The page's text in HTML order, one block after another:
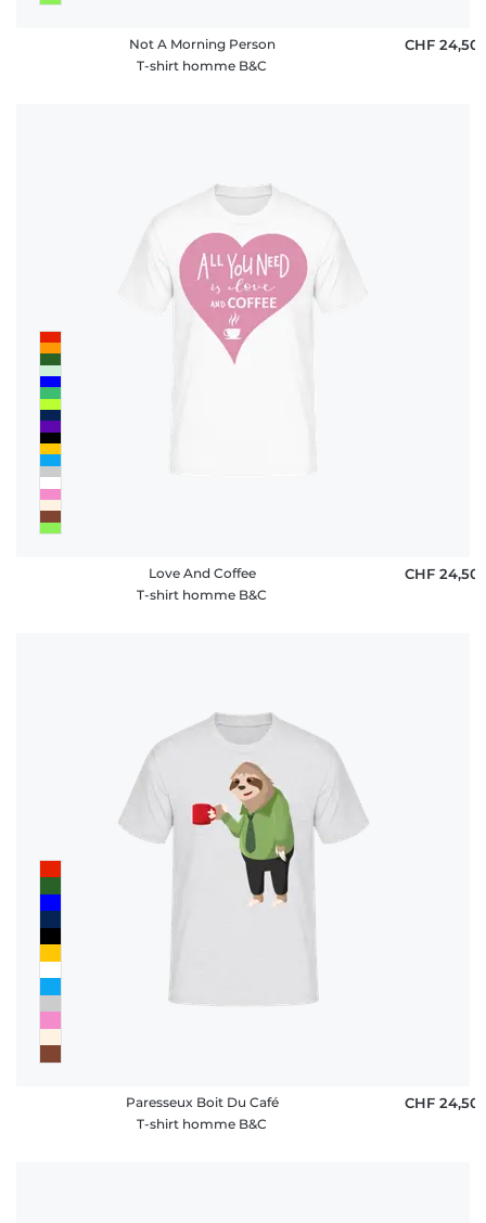
Not A Morning Person
T-shirt homme B&C
CHF 24,50
Love And Coffee
T-shirt homme B&C
CHF 24,50
Paresseux Boit Du Café
T-shirt homme B&C
CHF 24,50